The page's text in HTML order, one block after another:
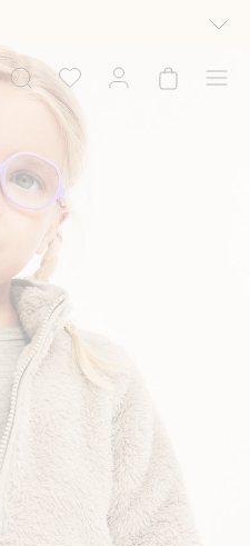
Voimassa 3-16.8. asti
alennuksiin tai tarjouksiin.